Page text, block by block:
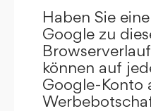
Haben Sie
Google zu
können auf
Google-Konto